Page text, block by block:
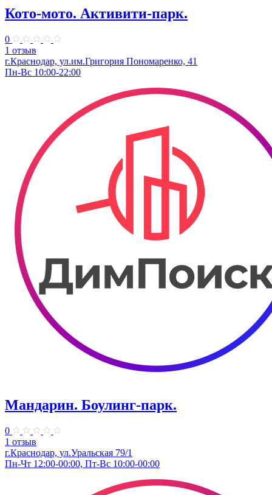
Кото-мото. ​Активити-парк.
0
1 отзыв
г.Краснодар, ул.им.Григория Пономаренко, 41
Пн-Вс 10:00-22:00
Мандарин. Боулинг-парк.
0
1 отзыв
г.Краснодар, ул.Уральская 79/1
Пн-Чт 12:00-00:00, Пт-Вс 10:00-00:00